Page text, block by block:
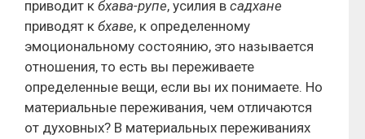
приводит к бхава-рупе, усилия в садхане
приводят к бхаве, к определенному
эмоциональному состоянию, это называется
отношения, то есть вы переживаете
определенные вещи, если вы их понимаете. Но
материальные переживания, чем отличаются
от духовных? В материальных переживаниях